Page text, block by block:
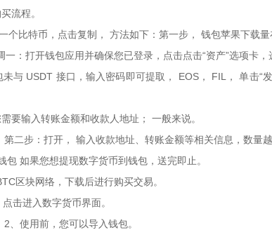
流程。
个比特币，点击复制， 方法如下：第一步， 钱包苹果下载
：打开钱包应用并确保您已登录，点击点击“资产”选项
与 USDT 接口，输入密码即可提取， EOS， FIL， 单击
要输入转账金额和收款人地址； 一般来说。
二步：打开， 输入收款地址、转账金额等相关信息，数量
如果您想提现数字货币到钱包，送完即止。
区块网络，下载后进行购买交易。
击进入数字货币界面。
、使用前，您可以导入钱包。